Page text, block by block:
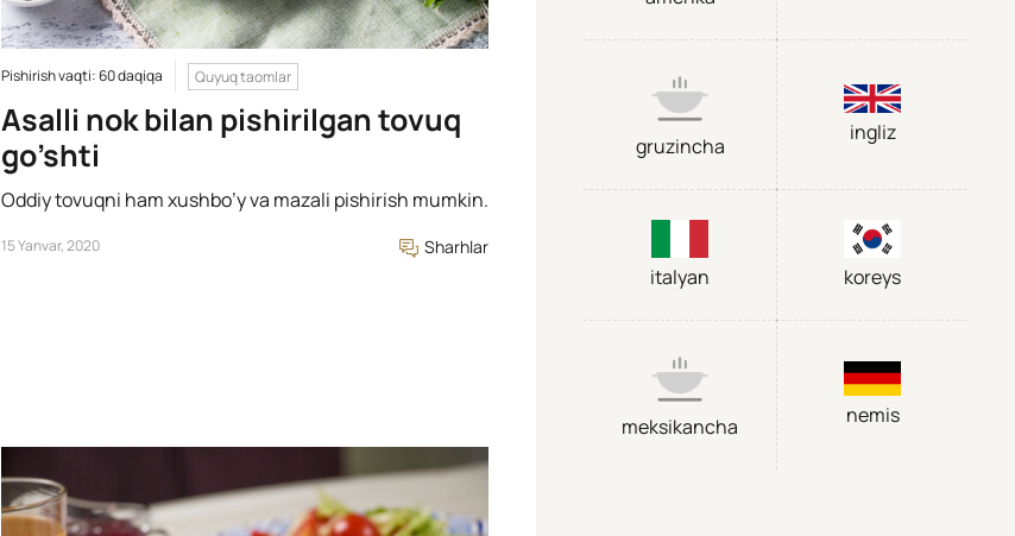
Pishirish vaqti: 60 daqiqa Quyuq taomlar
Asalli nok bilan pishirilgan tovuq
go’shti
Oddiy tovuqni ham xushbo’y va mazali pishirish mumkin.
15 Yanvar, 2020 Sharhlar
gruzincha
ingliz
italyan koreys
meksikancha nemis